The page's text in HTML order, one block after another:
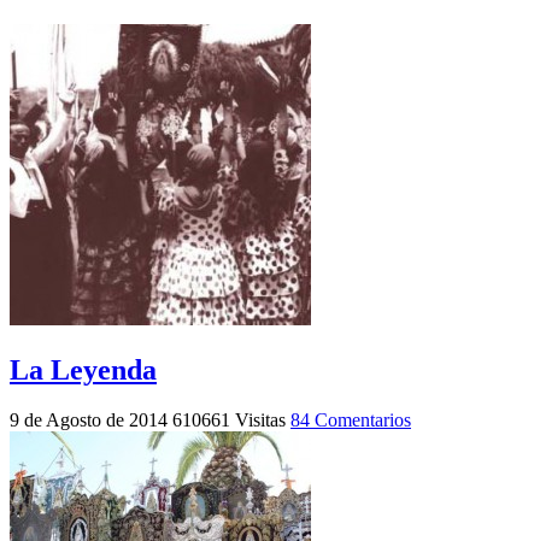
La Leyenda
9 de Agosto de 2014 610661 Visitas 84 Comentarios